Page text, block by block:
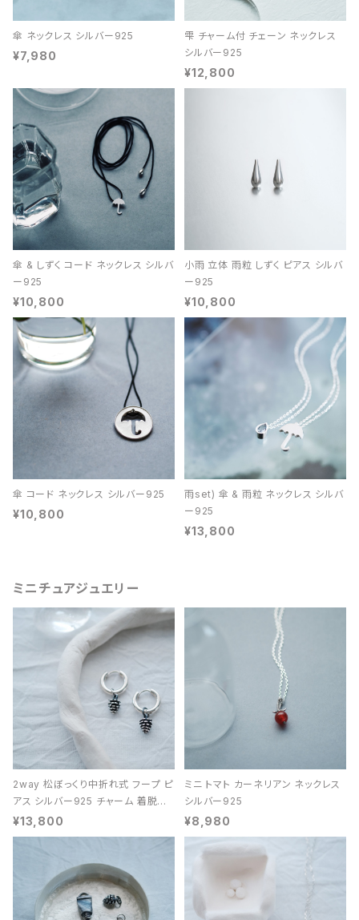
傘 ネックレス シルバー925
¥7,980
雫 チャーム付 チェーン ネックレス
シルバー925
¥12,800
傘 & しずく コード ネックレス シルバ
ー925
¥10,800
小雨 立体 雨粒 しずく ピアス シルバ
ー925
¥10,800
傘 コード ネックレス シルバー925
¥10,800
雨set) 傘 & 雨粒 ネックレス シルバ
ー925
¥13,800
ミニチュアジュエリー
2way 松ぼっくり中折れ式 フープ ピ
アス シルバー925 チャーム 着脱可
能 レディース ユニセックス
¥13,800
ミニ トマト カーネリアン ネックレス
シルバー925
¥8,980